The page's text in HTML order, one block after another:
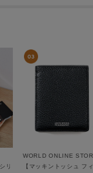
リーズ】 コンパクトウォレッ
【マッキントッシュ フ